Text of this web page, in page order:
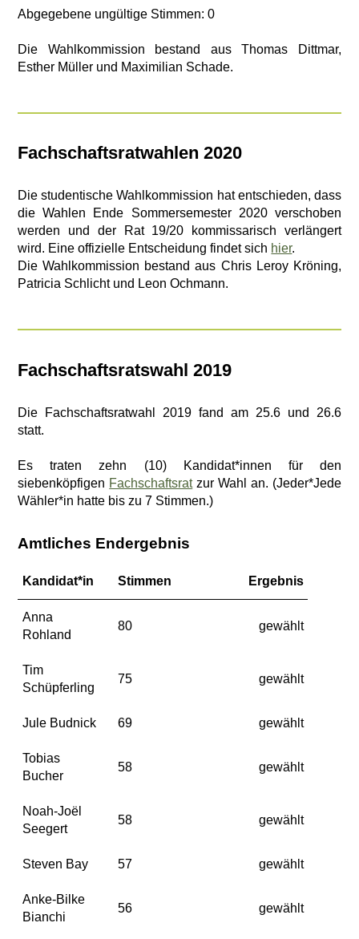
Abgegebene ungültige Stimmen: 0
Die Wahlkommission bestand aus Thomas Dittmar,
Esther Müller und Maximilian Schade.
Fachschaftsratwahlen 2020
Die studentische Wahlkommission hat entschieden, dass
die Wahlen Ende Sommersemester 2020 verschoben
werden und der Rat 19/20 kommissarisch verlängert
wird. Eine offizielle Entscheidung findet sich hier.
Die Wahlkommission bestand aus Chris Leroy Kröning,
Patricia Schlicht und Leon Ochmann.
Fachschaftsratswahl 2019
Die Fachschaftsratwahl 2019 fand am 25.6 und 26.6
statt.
Es traten zehn (10) Kandidat*innen für den
siebenköpfigen Fachschaftsratzur Wahl an. (Jeder*Jede
Wähler*in hatte bis zu 7 Stimmen.)
Amtliches Endergebnis
Kandidat*in Stimmen Ergebnis
Anna
Rohland
80 gewählt
Tim
Schüpferling
75 gewählt
Jule Budnick 69 gewählt
Tobias
Bucher
58 gewählt
Noah-Joël
Seegert
58 gewählt
Steven Bay 57 gewählt
Anke-Bilke
Bianchi
56 gewählt